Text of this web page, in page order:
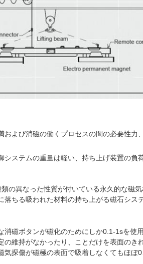
および消磁の働くプロセスの間の必要性
ステムの重量は軽い、持ち上げ装置の負
の異なった性質が付いている永久的な
落ちる吸われた材料の持ち上がる磁石シ
消磁ボタンが磁化のためにしか0.1-1sを
維持がなかったり、ことだけを表面のき
探傷が磁極の表面で吸着しなくてもほぼ